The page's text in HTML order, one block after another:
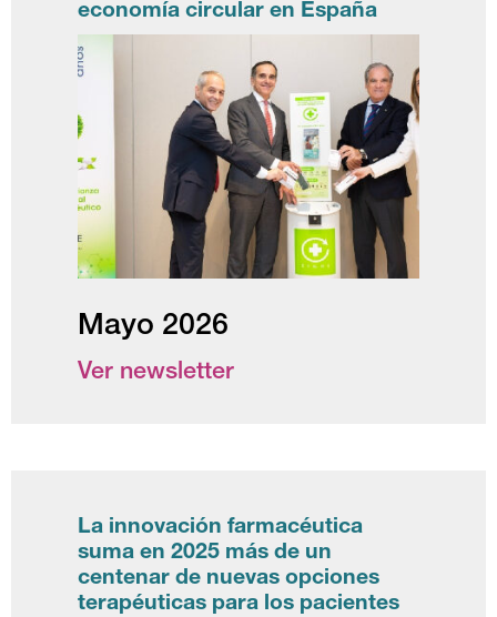
economía circular en España
Mayo 2026
Ver newsletter
La innovación farmacéutica
suma en 2025 más de un
centenar de nuevas opciones
terapéuticas para los pacientes